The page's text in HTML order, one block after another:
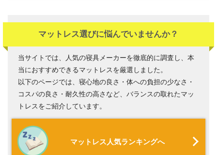
マットレス選びに悩んでいませんか？
当サイトでは、人気の寝具メーカーを徹底的に調査し、本
当におすすめできるマットレスを厳選しました。
以下のページでは、寝心地の良さ・体への負担の少なさ・
コスパの良さ・耐久性の高さなど、バランスの取れたマッ
トレスをご紹介しています。
マットレス人気ランキングへ